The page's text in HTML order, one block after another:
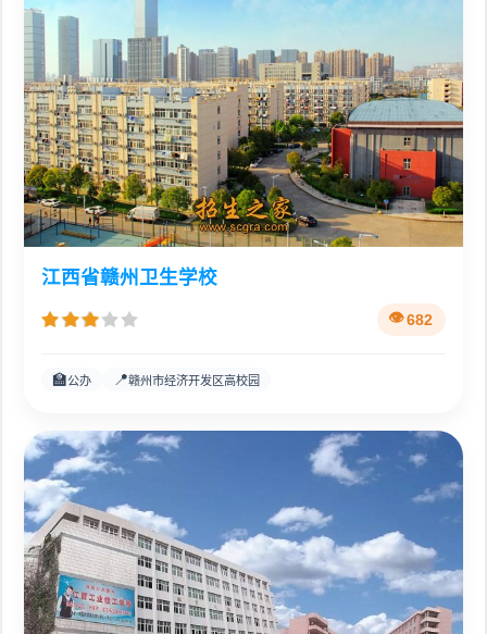
江西省赣州卫生学校
682
🏫公办 📍赣州市经济开发区高校园